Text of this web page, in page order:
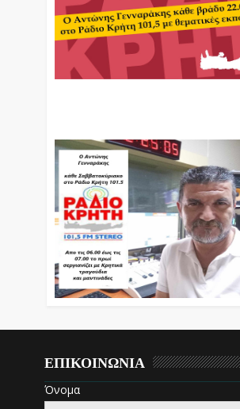
ΕΠΙΚΟΙΝΩΝΙΑ
Όνομα